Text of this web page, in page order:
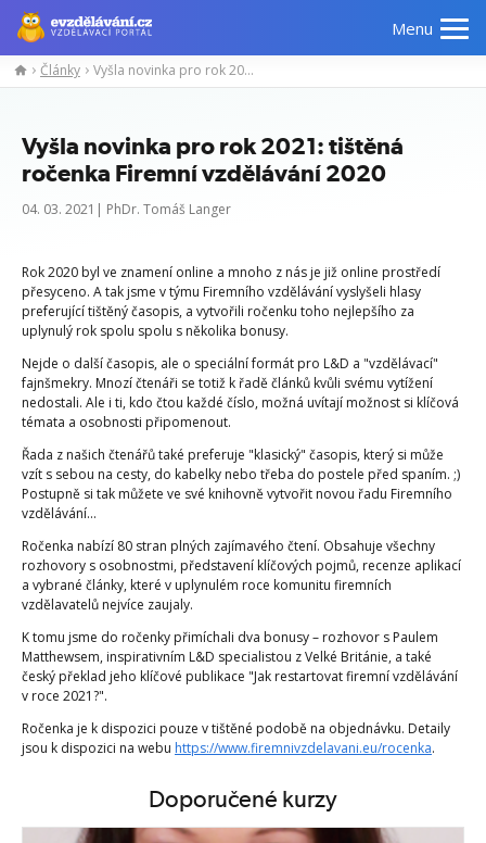
Menu
Články Vyšla novinka pro rok 2021: tištěná ročenka Firemní vzdělávání 2020
Vyšla novinka pro rok 2021: tištěná
ročenka Firemní vzdělávání 2020
04. 03. 2021| PhDr. Tomáš Langer
Rok 2020 byl ve znamení online a mnoho z nás je již online prostředí
přesyceno. A tak jsme v týmu Firemního vzdělávání vyslyšeli hlasy
preferující tištěný časopis, a vytvořili ročenku toho nejlepšího za
uplynulý rok spolu spolu s několika bonusy.
Nejde o další časopis, ale o speciální formát pro L&D a "vzdělávací"
fajnšmekry. Mnozí čtenáři se totiž k řadě článků kvůli svému vytížení
nedostali. Ale i ti, kdo čtou každé číslo, možná uvítají možnost si klíčová
témata a osobnosti připomenout.
Řada z našich čtenářů také preferuje "klasický" časopis, který si může
vzít s sebou na cesty, do kabelky nebo třeba do postele před spaním. ;)
Postupně si tak můžete ve své knihovně vytvořit novou řadu Firemního
vzdělávání...
Ročenka nabízí 80 stran plných zajímavého čtení. Obsahuje všechny
rozhovory s osobnostmi, představení klíčových pojmů, recenze aplikací
a vybrané články, které v uplynulém roce komunitu firemních
vzdělavatelů nejvíce zaujaly.
K tomu jsme do ročenky přimíchali dva bonusy – rozhovor s Paulem
Matthewsem, inspirativním L&D specialistou z Velké Británie, a také
český překlad jeho klíčové publikace "Jak restartovat firemní vzdělávání
v roce 2021?".
Ročenka je k dispozici pouze v tištěné podobě na objednávku. Detaily
jsou k dispozici na webu https://www.firemnivzdelavani.eu/rocenka.
Doporučené kurzy